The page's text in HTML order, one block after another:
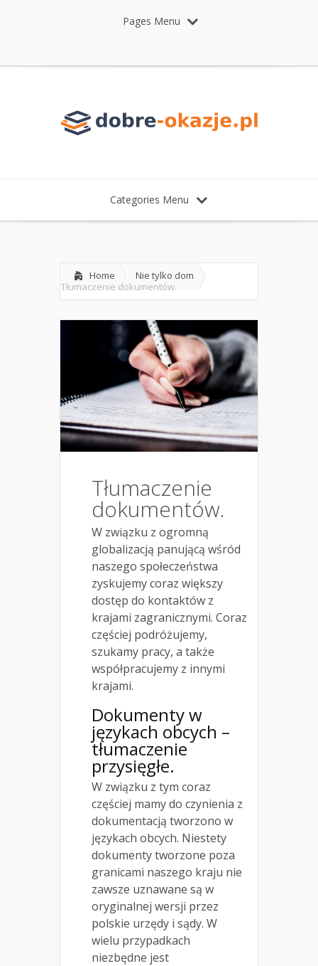
Pages Menu
Categories Menu
Home
Nie tylko dom
Tłumaczenie dokumentów.
Tłumaczenie
dokumentów.
W związku z ogromną
globalizacją panującą wśród
naszego społeczeństwa
zyskujemy coraz większy
dostęp do kontaktów z
krajami zagranicznymi. Coraz
częściej podróżujemy,
szukamy pracy, a także
współpracujemy z innymi
krajami.
Dokumenty w
językach obcych –
tłumaczenie
przysięgłe.
W związku z tym coraz
częściej mamy do czynienia z
dokumentacją tworzono w
językach obcych. Niestety
dokumenty tworzone poza
granicami naszego kraju nie
zawsze uznawane są w
oryginalnej wersji przez
polskie urzędy i sądy. W
wielu przypadkach
niezbędne jest